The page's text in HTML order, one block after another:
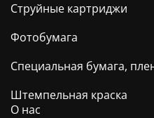
Струйные картриджи
Фотобумага
Специальная бумага,
Штемпельная краска
О нас